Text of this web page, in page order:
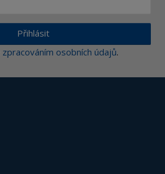
Přihlásit
zpracováním osobních údajů.